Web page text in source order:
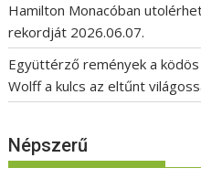
Hamilton Monacóban
rekordját 2026.06.07.
Együttérző remények a
Wolff a kulcs az eltűnt
Népszerű